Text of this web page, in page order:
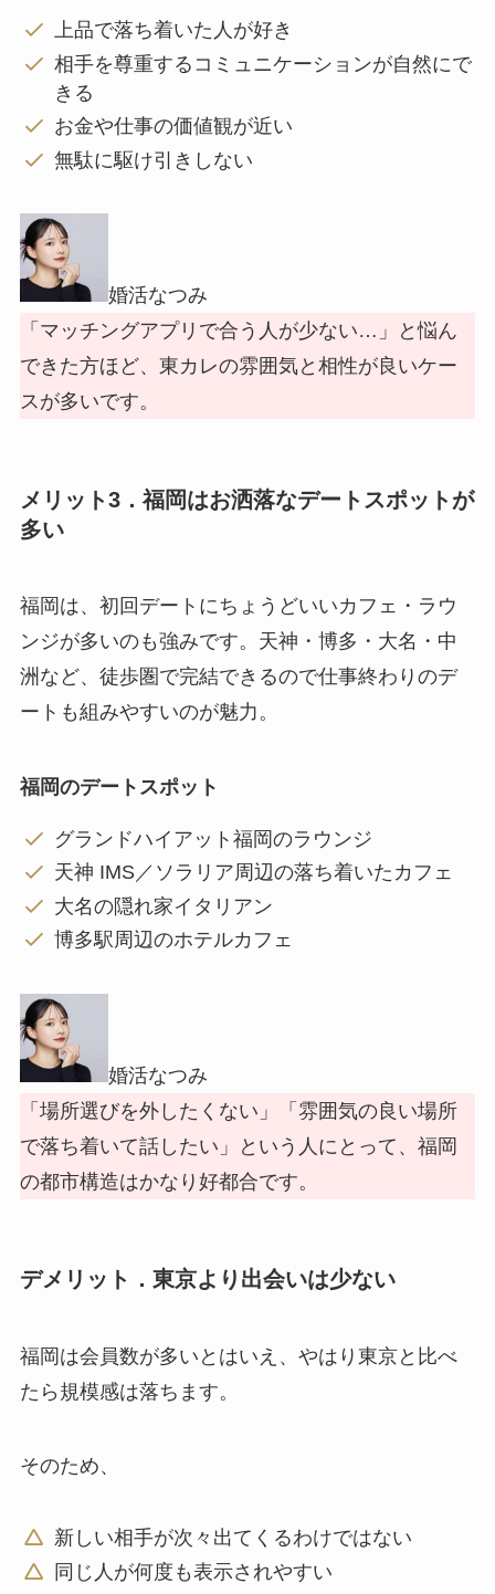
上品で落ち着いた人が好き
相手を尊重するコミュニケーションが自然にで
きる
お金や仕事の価値観が近い
無駄に駆け引きしない
婚活なつみ
「マッチングアプリで合う人が少ない…」と悩ん
できた方ほど、東カレの雰囲気と相性が良いケー
スが多いです。
メリット3．福岡はお洒落なデートスポットが
多い
福岡は、初回デートにちょうどいいカフェ・ラウ
ンジが多いのも強みです。天神・博多・大名・中
洲など、徒歩圏で完結できるので仕事終わりのデ
ートも組みやすいのが魅力。
福岡のデートスポット
グランドハイアット福岡のラウンジ
天神 IMS／ソラリア周辺の落ち着いたカフェ
大名の隠れ家イタリアン
博多駅周辺のホテルカフェ
婚活なつみ
「場所選びを外したくない」「雰囲気の良い場所
で落ち着いて話したい」という人にとって、福岡
の都市構造はかなり好都合です。
デメリット．東京より出会いは少ない
福岡は会員数が多いとはいえ、やはり東京と比べ
たら規模感は落ちます。
そのため、
新しい相手が次々出てくるわけではない
同じ人が何度も表示されやすい